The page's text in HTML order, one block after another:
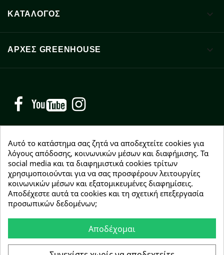
ΚΑΤΑΛΟΓΟΣ 
ΑΡΧΈΣ GREENHOUSE 
Facebook YouTube
NEWSLETTER
Εγγραφείτε δωρεάν και θα είστε οι πρώτοι που θα
λάβετε τα νέα μας γύρω από προσφορές, εκπτώσεις
και νέα προϊόντα.
Συμφωνώ με τουςόρους χρήσης
Αυτό το κατάστημα σας ζητά να αποδεχτείτε cookies για
λόγους απόδοσης, κοινωνικών μέσων και διαφήμισης. Τα
social media και τα διαφημιστικά cookies τρίτων
χρησιμοποιούνται για να σας προσφέρουν λειτουργίες
κοινωνικών μέσων και εξατομικευμένες διαφημίσεις.
Αποδέχεστε αυτά τα cookies και τη σχετική επεξεργασία
προσωπικών δεδομένων;
Αποδέχομαι